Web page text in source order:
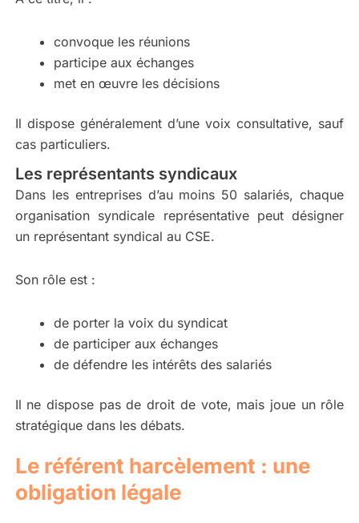
convoque les réunions
participe aux échanges
met en œuvre les décisions
Il dispose généralement d’une voix consultative, sauf
cas particuliers.
Les représentants syndicaux
Dans les entreprises d’au moins 50 salariés, chaque
organisation syndicale représentative peut désigner
un représentant syndical au CSE.
Son rôle est :
de porter la voix du syndicat
de participer aux échanges
de défendre les intérêts des salariés
Il ne dispose pas de droit de vote, mais joue un rôle
stratégique dans les débats.
Le référent harcèlement : une
obligation légale